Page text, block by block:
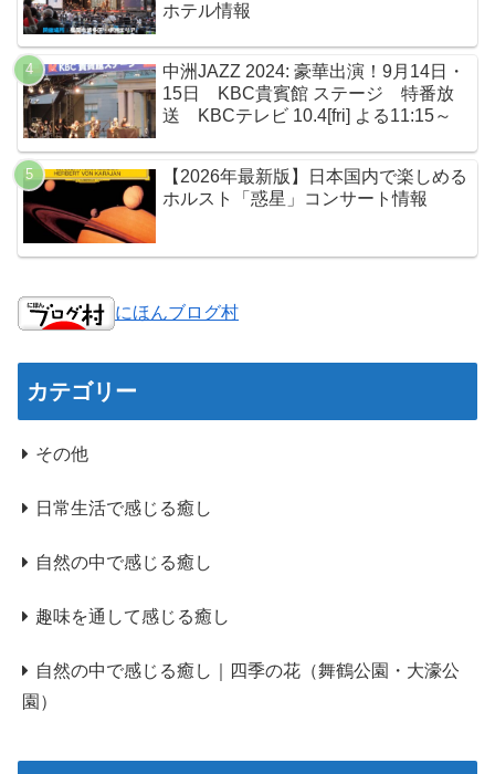
ホテル情報
中洲JAZZ 2024: 豪華出演！9月14日・
15日 KBC貴賓館 ステージ 特番放
送 KBCテレビ 10.4[fri] よる11:15～
【2026年最新版】日本国内で楽しめる
ホルスト「惑星」コンサート情報
にほんブログ村
カテゴリー
その他
日常生活で感じる癒し
自然の中で感じる癒し
趣味を通して感じる癒し
自然の中で感じる癒し｜四季の花（舞鶴公園・大濠公
園）